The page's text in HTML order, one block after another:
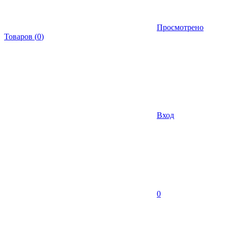
Просмотрено
Товаров (0)
Вход
0